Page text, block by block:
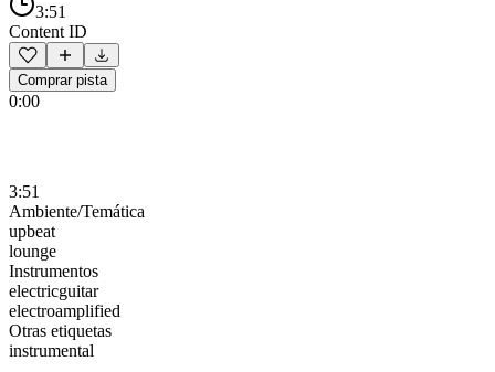
3:51
Content ID
Comprar pista
0:00
3:51
Ambiente/Temática
upbeat
lounge
Instrumentos
electricguitar
electroamplified
Otras etiquetas
instrumental